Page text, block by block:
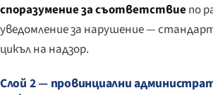
споразумение за съответствиепо
уведомление за нарушение —
цикъл на надзор.
Слой 2 — провинциални